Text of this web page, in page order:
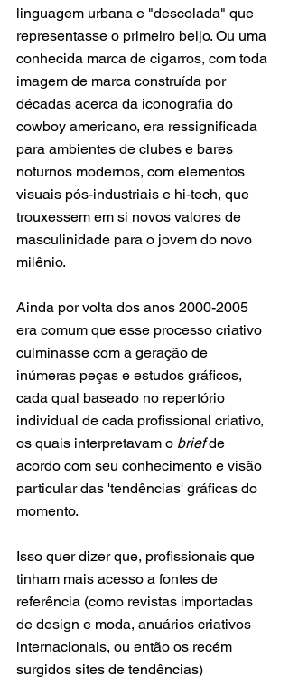
linguagem urbana e "descolada" que
representasse o primeiro beijo. Ou uma
conhecida marca de cigarros, com toda
imagem de marca construída por
décadas acerca da iconografia do
cowboy americano, era ressignificada
para ambientes de clubes e bares
noturnos modernos, com elementos
visuais pós-industriais e hi-tech, que
trouxessem em si novos valores de
masculinidade para o jovem do novo
milênio.
Ainda por volta dos anos 2000-2005
era comum que esse processo criativo
culminasse com a geração de
inúmeras peças e estudos gráficos,
cada qual baseado no repertório
individual de cada profissional criativo,
os quais interpretavam o brief de
acordo com seu conhecimento e visão
particular das 'tendências' gráficas do
momento.
Isso quer dizer que, profissionais que
tinham mais acesso a fontes de
referência (como revistas importadas
de design e moda, anuários criativos
internacionais, ou então os recém
surgidos sites de tendências)